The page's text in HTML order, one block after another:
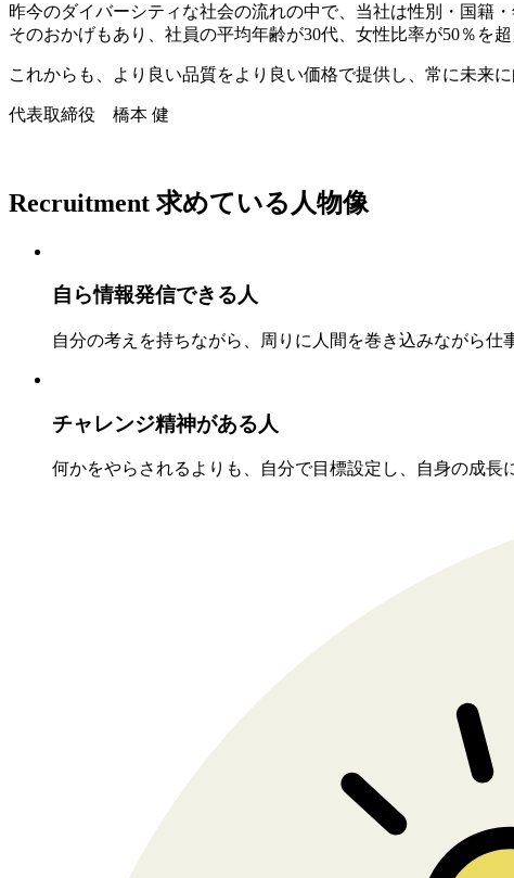
昨今のダイバーシティな社会の流れの中で、当社は性別・国籍
そのおかげもあり、社員の平均年齢が30代、女性比率が50％を
これからも、より良い品質をより良い価格で提供し、常に未来
代表取締役 橋本 健
Recruitment 求めている人物像
自ら情報発信できる人
自分の考えを持ちながら、周りに人間を巻き込みながら仕
チャレンジ精神がある人
何かをやらされるよりも、自分で目標設定し、自身の成長